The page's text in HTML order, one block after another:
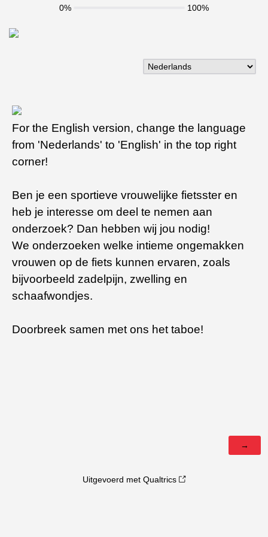
For the English version, change the language
from 'Nederlands' to 'English' in the top right
corner!
Ben je een sportieve vrouwelijke fietsster en
heb je interesse om deel te nemen aan
onderzoek? Dan hebben wij jou nodig!
We onderzoeken welke intieme ongemakken
vrouwen op de fiets kunnen ervaren, zoals
bijvoorbeeld zadelpijn, zwelling en
schaafwondjes.
Doorbreek samen met ons het taboe!
0% 100%
Uitgevoerd met Qualtrics